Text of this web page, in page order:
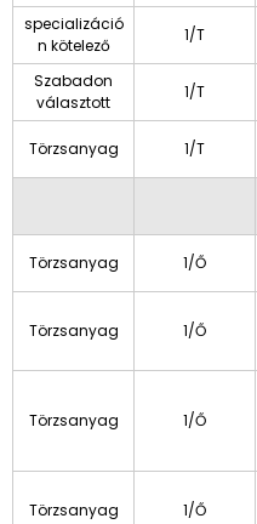
specializáció
n kötelező
1/T
Szabadon
választott
1/T
Törzsanyag 1/T
Törzsanyag 1/Ő
Törzsanyag 1/Ő
Törzsanyag 1/Ő
Törzsanyag 1/Ő